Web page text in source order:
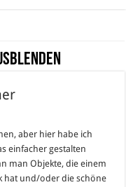
aber hier habe ich
einfacher gestalten
man Objekte, die einem
hat und/oder die schöne